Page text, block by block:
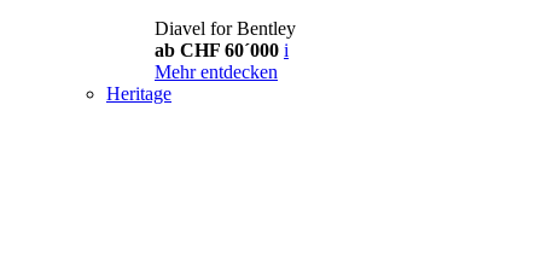
Diavel for Bentley
ab CHF 60´000 i
Mehr entdecken
Heritage